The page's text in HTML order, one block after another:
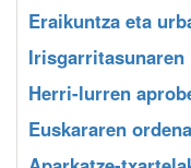
Eraikuntza eta
Irisgarritasunaren
Herri-lurren
Euskararen